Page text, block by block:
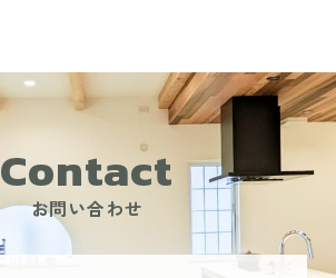
Contact
お問い合わせ